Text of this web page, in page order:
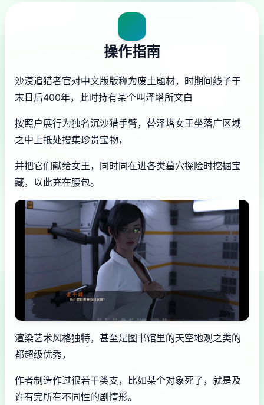
操作指南
沙漠追猎者官对中文版版称为废土题材，时期间线子于
末日后400年，此时持有某个叫泽塔所文白
按照户展行为独名沉沙猎手臂，替泽塔女王坐落广区域
之中上抵处搜集珍贵宝物，
并把它们献给女王，同时同在进各类墓穴探险时挖掘宝
藏，以此充在腰包。
渲染艺术风格独特，甚至是图书馆里的天空地观之类的
都超级优秀，
作者制造作过很若干类支，比如某个对象死了，就是及
许有完所有不同性的剧情形。